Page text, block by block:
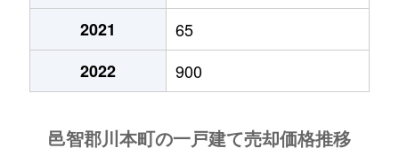
2021
65
2022
900